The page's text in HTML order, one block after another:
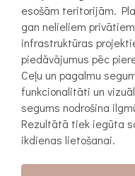
esošām teritorijām.
gan nelieliem
infrastruktūras
piedāvājumus pēc
Ceļu un pagalmu
funkcionalitāti un
segums nodrošina
Rezultātā tiek iegūta
ikdienas lietošanai.